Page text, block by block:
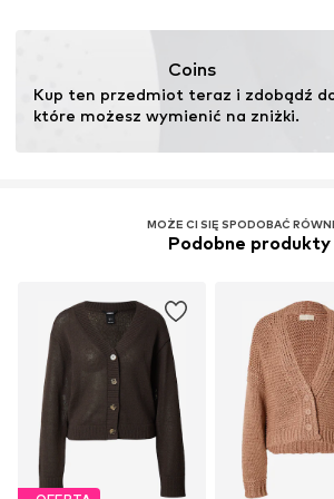
Ten produkt zawiera materiał
drewnopochodnych koncentrują się na
zużycia wody, chemikaliów i energii w
Coins
Kup ten przedmiot teraz i zdobądź
które możesz wymienić na zniżki.
MOŻE CI SIĘ SPODOBAĆ
Podobne produkty